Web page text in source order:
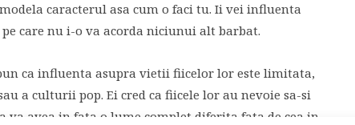
caracterul asa cum o faci tu. Ii vei influenta
care nu i-o va acorda niciunui alt barbat.
ca influenta asupra vietii fiicelor lor este limitata,
a culturii pop. Ei cred ca fiicele lor au nevoie sa-si
va avea in fata o lume complet diferita fata de cea in